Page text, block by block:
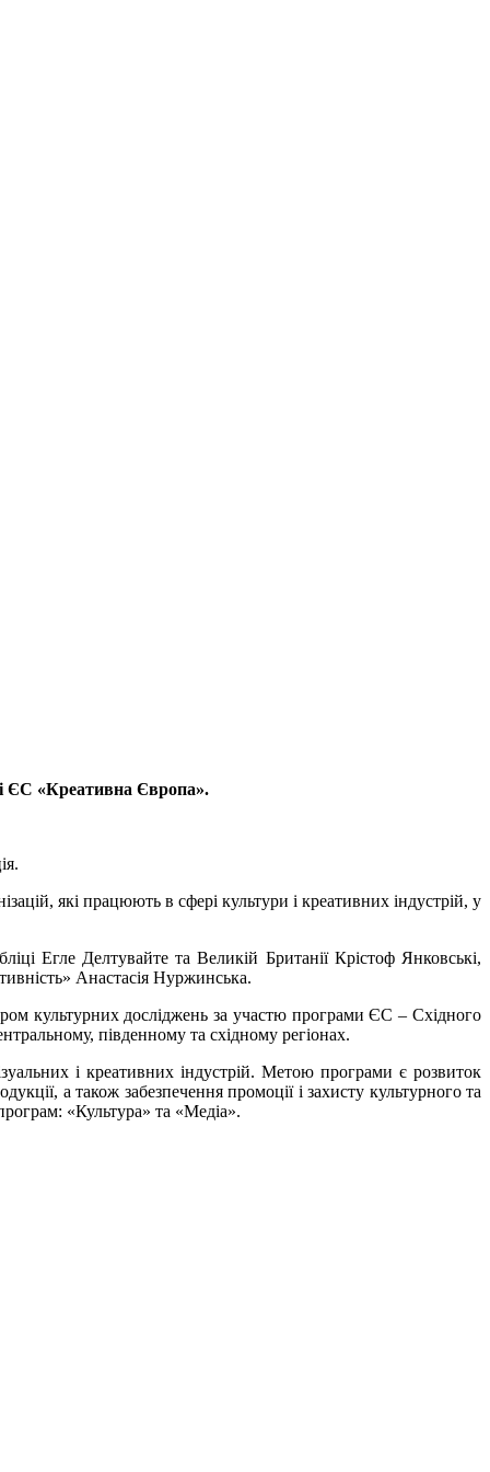
ЄС «Креативна Європа».
які працюють в сфері культури і креативних індустрій, у
Егле Делтувайте та Великій Британії Крістоф Янковські,
Анастасія Нуржинська.
культурних досліджень за участю програми ЄС – Східного
південному та східному регіонах.
і креативних індустрій. Метою програми є розвиток
а також забезпечення промоції і захисту культурного та
«Культура» та «Медіа».